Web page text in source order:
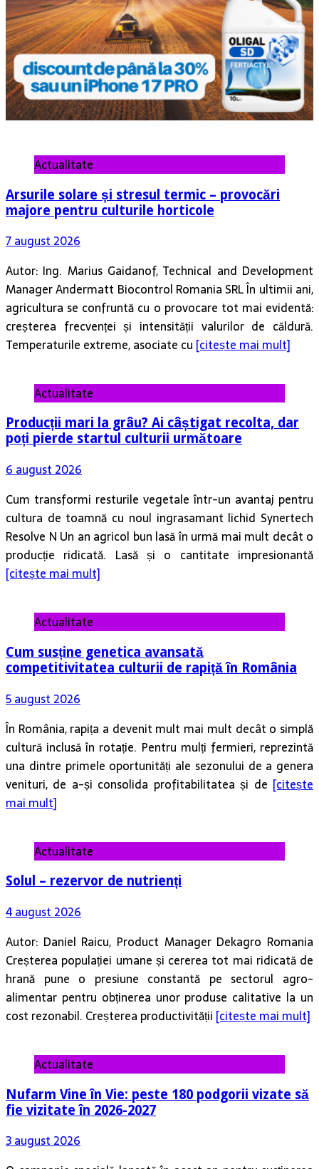
Actualitate
Arsurile solare și stresul termic – provocări
majore pentru culturile horticole
7 august 2026
Autor: Ing. Marius Gaidanof, Technical and Development
Manager Andermatt Biocontrol Romania SRL În ultimii ani,
agricultura se confruntă cu o provocare tot mai evidentă:
creșterea frecvenței și intensității valurilor de căldură.
Temperaturile extreme, asociate cu [citește mai mult]
Actualitate
Producții mari la grâu? Ai câștigat recolta, dar
poți pierde startul culturii următoare
6 august 2026
Cum transformi resturile vegetale într-un avantaj pentru
cultura de toamnă cu noul ingrasamant lichid Synertech
Resolve N Un an agricol bun lasă în urmă mai mult decât o
producție ridicată. Lasă și o cantitate impresionantă
[citește mai mult]
Actualitate
Cum susține genetica avansată
competitivitatea culturii de rapiță în România
5 august 2026
În România, rapița a devenit mult mai mult decât o simplă
cultură inclusă în rotație. Pentru mulți fermieri, reprezintă
una dintre primele oportunități ale sezonului de a genera
venituri, de a-și consolida profitabilitatea și de [citește
mai mult]
Actualitate
Solul – rezervor de nutrienți
4 august 2026
Autor: Daniel Raicu, Product Manager Dekagro Romania
Creșterea populației umane și cererea tot mai ridicată de
hrană pune o presiune constantă pe sectorul agro-
alimentar pentru obținerea unor produse calitative la un
cost rezonabil. Creșterea productivității [citește mai mult]
Actualitate
Nufarm Vine în Vie: peste 180 podgorii vizate să
fie vizitate în 2026-2027
3 august 2026